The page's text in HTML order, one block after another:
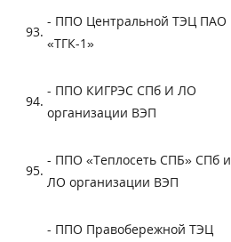
93.
- ППО Центральной ТЭЦ ПАО
«ТГК-1»
94.
- ППО КИГРЭС СПб И ЛО
организации ВЭП
95.
- ППО «Теплосеть СПБ» СПб и
ЛО организации ВЭП
- ППО Правобережной ТЭЦ